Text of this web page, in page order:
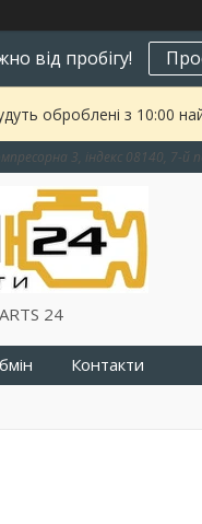
від пробігу!
оброблені з 10:00
3, індекс 08140, 7-й
24
Контакти